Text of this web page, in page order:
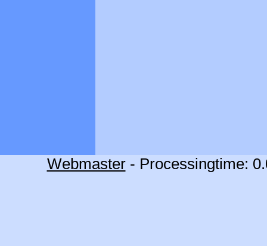
Webmaster- Processingtime: